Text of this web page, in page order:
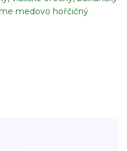
medovo hořčičný